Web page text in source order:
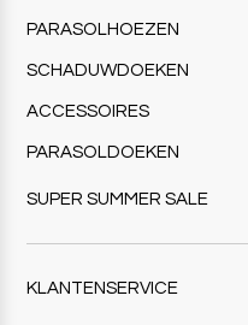
PARASOLHOEZEN
SCHADUWDOEKEN
ACCESSOIRES
PARASOLDOEKEN
SUPER SUMMER SALE
KLANTENSERVICE